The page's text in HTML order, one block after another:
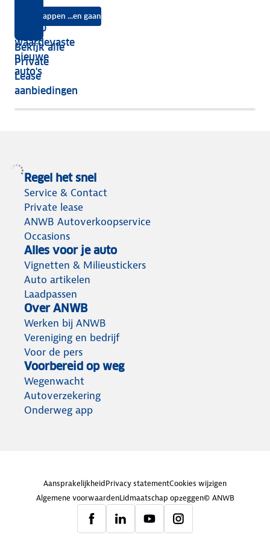
Instappen ...en gaan
Bekijk alle
Private
Lease
aanbiedingen
écht
vijf
jaar
nog
het
meeste
Top 10
waardevaste
nieuwe
auto's
Regel het snel
Service & Contact
Private lease
ANWB Autoverkoopservice
Occasions
Alles voor je auto
Vignetten & Milieustickers
Auto artikelen
Laadpassen
Over ANWB
Werken bij ANWB
Vereniging en bedrijf
Voor de pers
Voorbereid op weg
Wegenwacht
Autoverzekering
Onderweg app
AansprakelijkheidPrivacy statementCookies wijzigen
Algemene voorwaardenLidmaatschap opzeggen© ANWB